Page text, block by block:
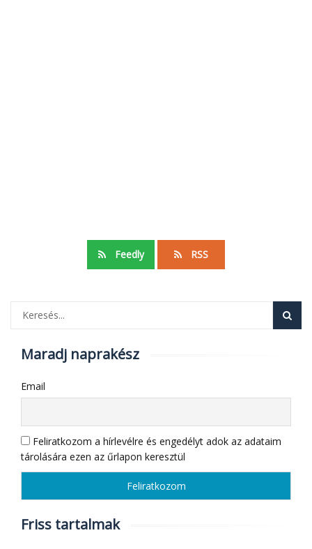
Feedly RSS
Maradj naprakész
Email
Feliratkozom a hírlevélre és engedélyt adok az adataim
tárolására ezen az űrlapon keresztül
Friss tartalmak